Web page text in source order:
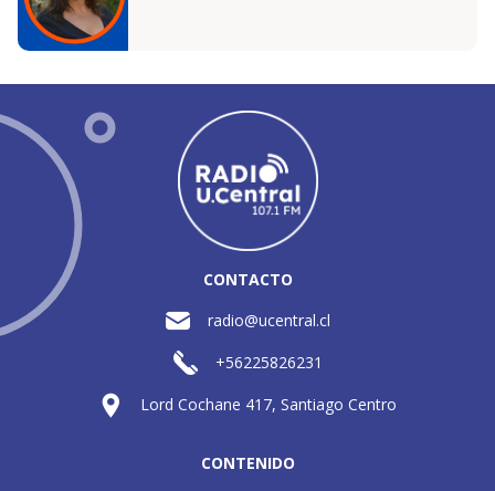
CONTACTO
radio@ucentral.cl
+56225826231
Lord Cochane 417, Santiago Centro
CONTENIDO